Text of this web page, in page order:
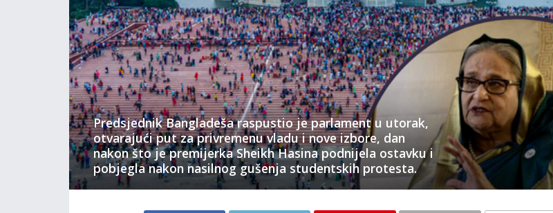
Predsjednik Bangladeša raspustio je parlament u utorak,
otvarajući put za privremenu vladu i nove izbore, dan
nakon što je premijerka Sheikh Hasina podnijela ostavku i
pobjegla nakon nasilnog gušenja studentskih protesta.